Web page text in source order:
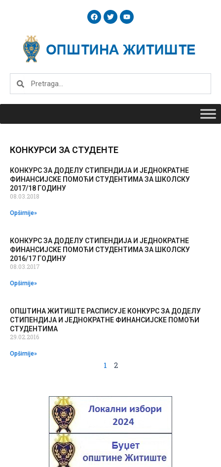
F
a
c
o
o
T
w
i
e
r
Y
o
u
b
e
Search
КОНКУРСИ ЗА СТУДЕНТЕ
КОНКУРС ЗА ДОДЕЛУ СТИПЕНДИЈА И ЈЕДНОКРАТНЕ
ФИНАНСИЈСКЕ ПОМОЋИ СТУДЕНТИМА ЗА ШКОЛСКУ
2017/18 ГОДИНУ
08.03.2018
Opširnije»
КОНКУРС ЗА ДОДЕЛУ СТИПЕНДИЈА И ЈЕДНОКРАТНЕ
ФИНАНСИЈСКЕ ПОМОЋИ СТУДЕНТИМА ЗА ШКОЛСКУ
2016/17 ГОДИНУ
08.03.2017
Opširnije»
ОПШТИНА ЖИТИШТЕ РАСПИСУЈЕ КОНКУРС ЗА ДОДЕЛУ
СТИПЕНДИЈА И ЈЕДНОКРАТНЕ ФИНАНСИЈСКЕ ПОМОЋИ
СТУДЕНТИМА
29.02.2016
Opširnije»
Page
1
Page
2